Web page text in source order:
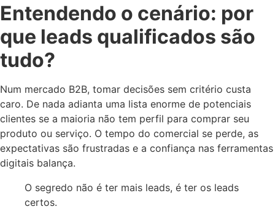
Entendendo o cenário: por
que leads qualificados são
tudo?
Num mercado B2B, tomar decisões sem critério custa
caro. De nada adianta uma lista enorme de potenciais
clientes se a maioria não tem perfil para comprar seu
produto ou serviço. O tempo do comercial se perde, as
expectativas são frustradas e a confiança nas ferramentas
digitais balança.
O segredo não é ter mais leads, é ter os leads
certos.